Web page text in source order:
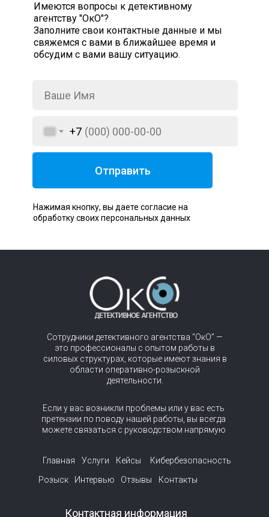
Имеются вопросы к детективному
агентству "ОкО"?
Заполните свои контактные данные и мы
свяжемся с вами в ближайшее время и
обсудим с вами вашу ситуацию.
+7
Отправить
Нажимая кнопку, вы даете согласие на
обработку своих персональных данных
Главная Услуги Кейсы
Кибербезопасность
Интервью
Отзывы Контакты
Розыск
Сотрудники детективного агентства “ОкО” —
это профессионалы с опытом работы в
силовых структурах, которые имеют знания в
области оперативно-розыскной
деятельности.
Контактная информация
Если у вас возникли проблемы или у вас есть
претензии по поводу нашей работы, вы всегда
можете связаться с руководством напрямую